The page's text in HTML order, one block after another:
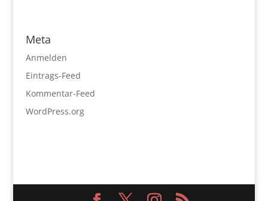
Meta
Anmelden
Eintrags-Feed
Kommentar-Feed
WordPress.org